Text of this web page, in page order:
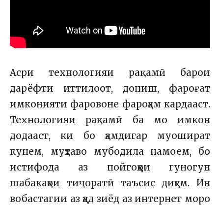
Асри технологияи рақамӣ барои
дарёфти иттилоот, дониш, фароғат
имконияти фаровоне фароҳам кардааст.
Технологияи рақамӣ ба мо имкон
додааст, ки бо ҳамдигар муошират
кунем, муҳтаво мубодила намоем, бо
истифода аз пойгоҳҳои гуногун
шабакаҳои тиҷоратӣ таъсис диҳем. Ин
вобастагии аз ҳад зиёд аз интернет моро